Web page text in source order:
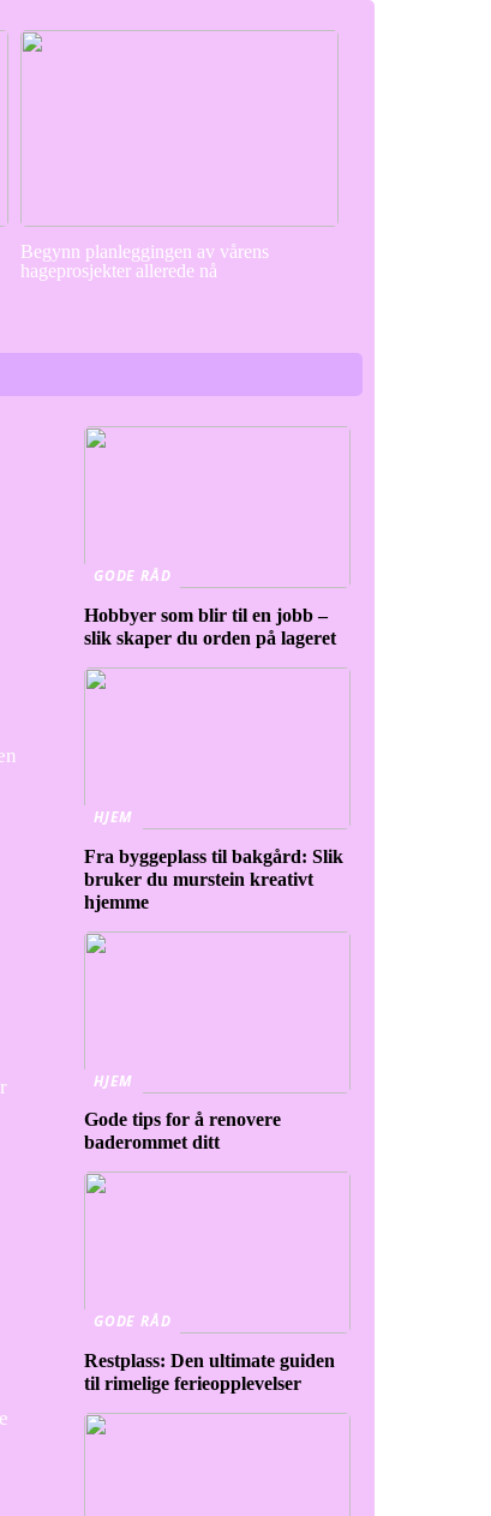
Begynn planleggingen av vårens
hageprosjekter allerede nå
GODE RÅD
Hobbyer som blir til en jobb –
slik skaper du orden på lageret
HJEM
Fra byggeplass til bakgård: Slik
bruker du murstein kreativt
hjemme
HJEM
Gode tips for å renovere
baderommet ditt
GODE RÅD
Restplass: Den ultimate guiden
til rimelige ferieopplevelser